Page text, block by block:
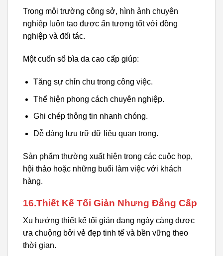
Trong môi trường công sở, hình ảnh chuyên
nghiệp luôn tạo được ấn tượng tốt với đồng
nghiệp và đối tác.
Một cuốn sổ bìa da cao cấp giúp:
Tăng sự chỉn chu trong công việc.
Thể hiện phong cách chuyên nghiệp.
Ghi chép thông tin nhanh chóng.
Dễ dàng lưu trữ dữ liệu quan trọng.
Sản phẩm thường xuất hiện trong các cuộc họp,
hội thảo hoặc những buổi làm việc với khách
hàng.
16.Thiết Kế Tối Giản Nhưng Đẳng Cấp
Xu hướng thiết kế tối giản đang ngày càng được
ưa chuộng bởi vẻ đẹp tinh tế và bền vững theo
thời gian.